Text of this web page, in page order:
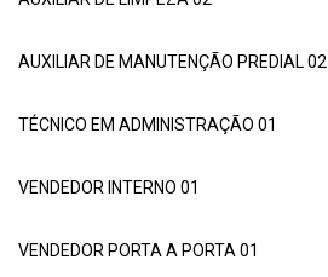
AUXILIAR DE MANUTENÇÃO PREDIAL 02
TÉCNICO EM ADMINISTRAÇÃO 01
VENDEDOR INTERNO 01
VENDEDOR PORTA A PORTA 01